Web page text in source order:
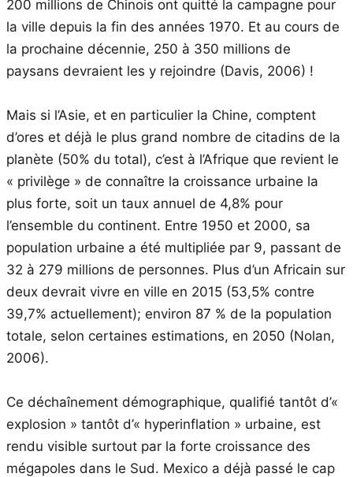
200 millions de Chinois ont quitté la campagne pour
la ville depuis la fin des années 1970. Et au cours de
la prochaine décennie, 250 à 350 millions de
paysans devraient les y rejoindre (Davis, 2006) !
Mais si l’Asie, et en particulier la Chine, comptent
d’ores et déjà le plus grand nombre de citadins de la
planète (50% du total), c’est à l’Afrique que revient le
« privilège » de connaître la croissance urbaine la
plus forte, soit un taux annuel de 4,8% pour
l’ensemble du continent. Entre 1950 et 2000, sa
population urbaine a été multipliée par 9, passant de
32 à 279 millions de personnes. Plus d’un Africain sur
deux devrait vivre en ville en 2015 (53,5% contre
39,7% actuellement); environ 87 % de la population
totale, selon certaines estimations, en 2050 (Nolan,
2006).
Ce déchaînement démographique, qualifié tantôt d’«
explosion » tantôt d’« hyperinflation » urbaine, est
rendu visible surtout par la forte croissance des
mégapoles dans le Sud. Mexico a déjà passé le cap